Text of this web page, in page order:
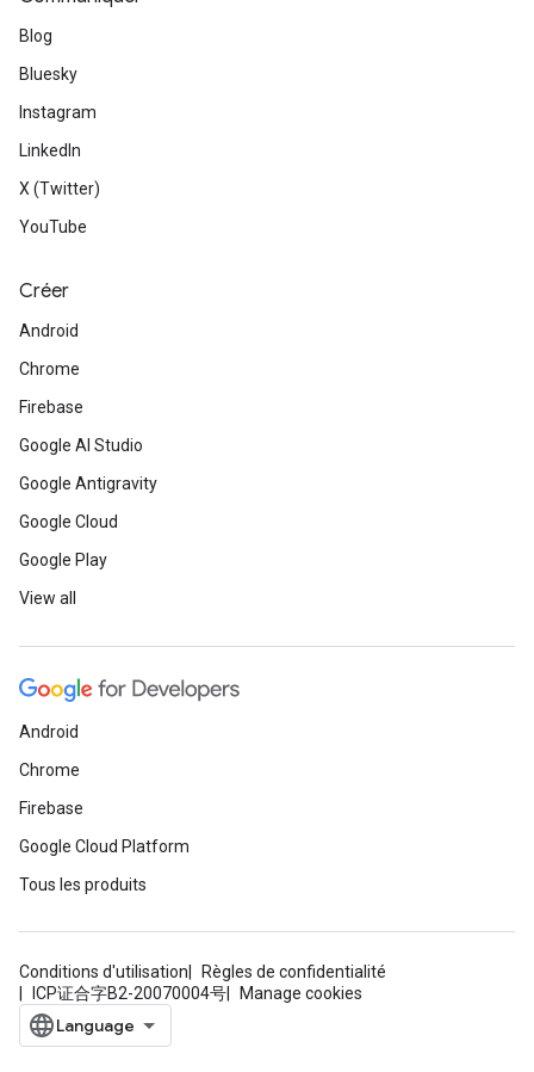
Blog
Bluesky
Instagram
LinkedIn
X (Twitter)
YouTube
Créer
Android
Chrome
Firebase
Google AI Studio
Google Antigravity
Google Cloud
Google Play
View all
Android
Chrome
Firebase
Google Cloud Platform
Tous les produits
Conditions d'utilisation
Règles de confidentialité
ICP证合字B2-20070004号
Manage cookies